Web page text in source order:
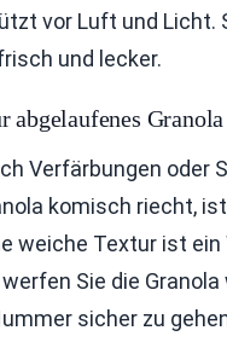
vor Luft und Licht.
und lecker.
abgelaufenes Granola
Verfärbungen oder
komisch riecht,
weiche Textur ist ein
Sie die Granola
sicher zu